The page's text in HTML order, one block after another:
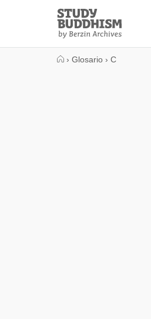
Study
Buddhism
Home
› Glosario › C